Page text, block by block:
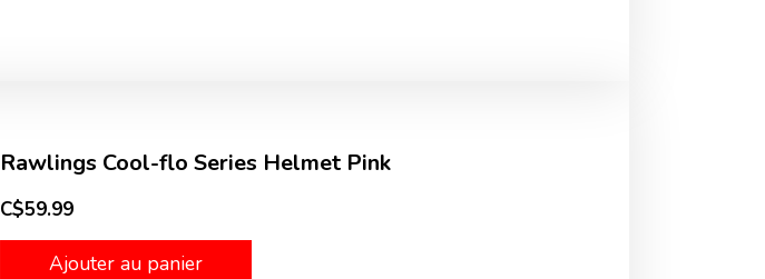
Rawlings Cool-flo Series Helmet Pink
C$59.99
Ajouter au panier